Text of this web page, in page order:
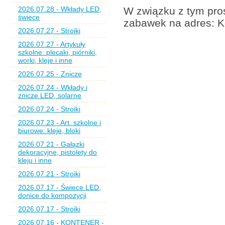
2026.07.28 - Wkłady LED,
świece
2026.07.27 - Stroiki
2026.07.27 - Artykuły
szkolne: plecaki, piórniki,
worki, kleje i inne
2026.07.25 - Znicze
2026.07.24 - Wkłady i
znicze LED, solarne
2026.07.24 - Stroiki
2026.07.23 - Art. szkolne i
biurowe: kleje, bloki
2026.07.21 - Gałązki
dekoracyjne, pistolety do
kleju i inne
2026.07.21 - Stroiki
2026.07.17 - Świece LED,
donice do kompozycji
2026.07.17 - Stroiki
2026.07.16 - KONTENER -
W związku z tym
zabawek na adres: